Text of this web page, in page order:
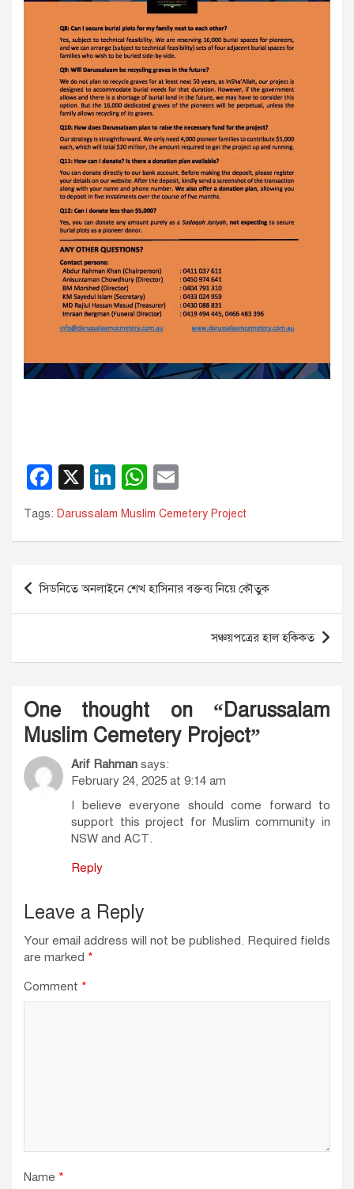
F
a
c
b
o
k
X
Li
n
k
dI
n
W
h
at
A
p
m
ail
Tags: Darussalam Muslim Cemetery Project
Post
navigation
সিডনিতে অনলাইনে শেখ হাসিনার বক্তব্য নিয়ে কৌতুক
সঞ্চয়পত্রের হাল হকিকত
One thought on “Darussalam
Muslim Cemetery Project”
Arif Rahman says:
February 24, 2025 at 9:14 am
I believe everyone should come forward to
support this project for Muslim community in
NSW and ACT.
Reply
Leave a Reply
Your email address will not be published. Required fields
are marked *
Comment *
Name *